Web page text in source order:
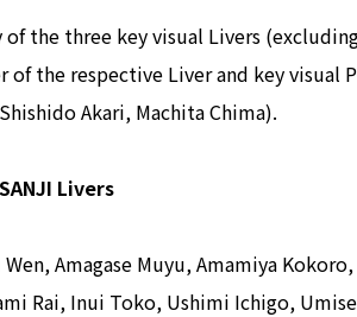
of the three key visual Livers
of the respective Liver and key visual
Akari, Machita Chima).
Livers
Amagase Muyu, Amamiya
Rai, Inui Toko, Ushimi Ichigo,